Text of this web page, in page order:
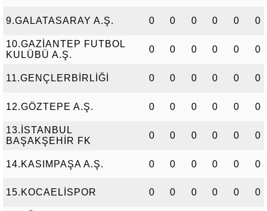
9.GALATASARAY A.Ş. 0 0 0 0 0 0
10.GAZİANTEP FUTBOL
KULÜBÜ A.Ş.
0 0 0 0 0 0
11.GENÇLERBİRLİĞİ 0 0 0 0 0 0
12.GÖZTEPE A.Ş. 0 0 0 0 0 0
13.İSTANBUL
BAŞAKŞEHİR FK
0 0 0 0 0 0
14.KASIMPAŞA A.Ş. 0 0 0 0 0 0
15.KOCAELİSPOR 0 0 0 0 0 0